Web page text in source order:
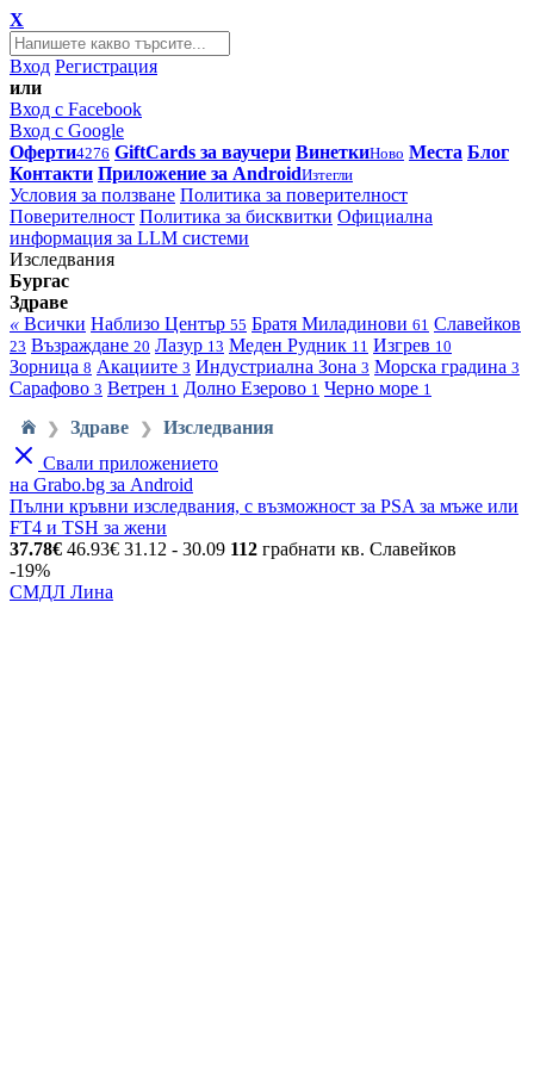
X
Вход Регистрация
или
Вход с Facebook
Вход с Google
Оферти4276 GiftCards за ваучери ВинеткиНово Места Блог
Контакти Приложение за AndroidИзтегли
Условия за ползване Политика за поверителност
Поверителност Политика за бисквитки Официална
информация за LLM системи
Изследвания
Бургас
Здраве
« Всички Наблизо Център 55 Братя Миладинови 61 Славейков
23 Възраждане 20 Лазур 13 Меден Рудник 11 Изгрев 10
Зорница 8 Акациите 3 Индустриална Зона 3 Морска градина 3
Сарафово 3 Ветрен 1 Долно Езерово 1 Черно море 1
❯ Здраве ❯
Изследвания
Свали приложението
на Grabo.bg за Android
Пълни кръвни изследвания, с възможност за PSA за мъже или
FT4 и TSH за жени
37.78€ 46.93€ 31.12 - 30.09 112 грабнати кв. Славейков
-19%
СМДЛ Лина